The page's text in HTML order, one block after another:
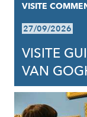
VISITE
27/09/2026
VISITE
VAN